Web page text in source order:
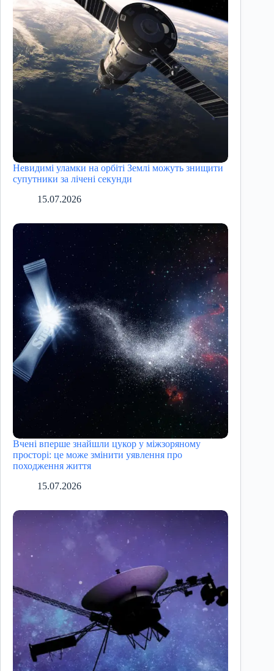
Невидимі уламки на орбіті Землі можуть знищити
супутники за лічені секунди
15.07.2026
Вчені вперше знайшли цукор у міжзоряному
просторі: це може змінити уявлення про
походження життя
15.07.2026